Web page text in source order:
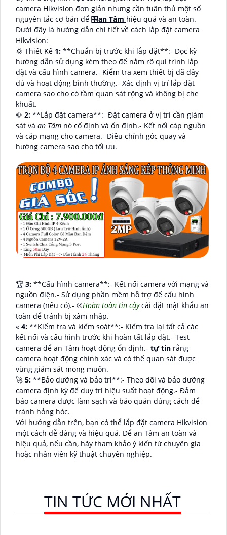
camera Hikvision đơn giản nhưng cần tuân thủ một số
nguyên tắc cơ bản để 🎛an Tâm hiệu quả và an toàn.
Dưới đây là hướng dẫn chi tiết về cách lắp đặt camera
Hikvision:
💢 Thiết Kế 1: **Chuẩn bị trước khi lắp đặt**:- Đọc kỹ
hướng dẫn sử dụng kèm theo để nắm rõ qui trình lắp
đặt và cấu hình camera.- Kiểm tra xem thiết bị đã đầy
đủ và hoạt động bình thường.- Xác định vị trí lắp đặt
camera sao cho có tầm quan sát rộng và không bị che
khuất.
☫ 2: **Lắp đặt camera**:- Đặt camera ở vị trí cần giám
sát và an Tâm nó cố định và ổn định.- Kết nối cáp nguồn
và cáp mạng cho camera.- Điều chỉnh góc quay và
hướng camera sao cho tối ưu.
️🏆 3: **Cấu hình camera**:- Kết nối camera với mạng và
nguồn điện.- Sử dụng phần mềm hỗ trợ để cấu hình
camera (nếu có).- ®️Hoàn toàn tin cậycài đặt mật khẩu an
toàn để tránh bị xâm nhập.
« 4: **Kiểm tra và kiểm soát**:- Kiểm tra lại tất cả các
kết nối và cấu hình trước khi hoàn tất lắp đặt.- Test
camera để an Tâm hoạt động ổn định.- tự tin rằng
camera hoạt động chính xác và có thể quan sát được
vùng giám sát mong muốn.
🚀 5: **Bảo dưỡng và bảo trì**:- Theo dõi và bảo dưỡng
camera định kỳ để duy trì hiệu suất hoạt động.- Đảm
bảo camera được làm sạch và bảo quản đúng cách để
tránh hỏng hóc.
Với hướng dẫn trên, bạn có thể lắp đặt camera Hikvision
một cách dễ dàng và hiệu quả. Để an Tâm an toàn và
hiệu quả, nếu cần, hãy tham khảo ý kiến từ chuyên gia
hoặc nhân viên kỹ thuật chuyên nghiệp.
TIN TỨC MỚI NHẤT